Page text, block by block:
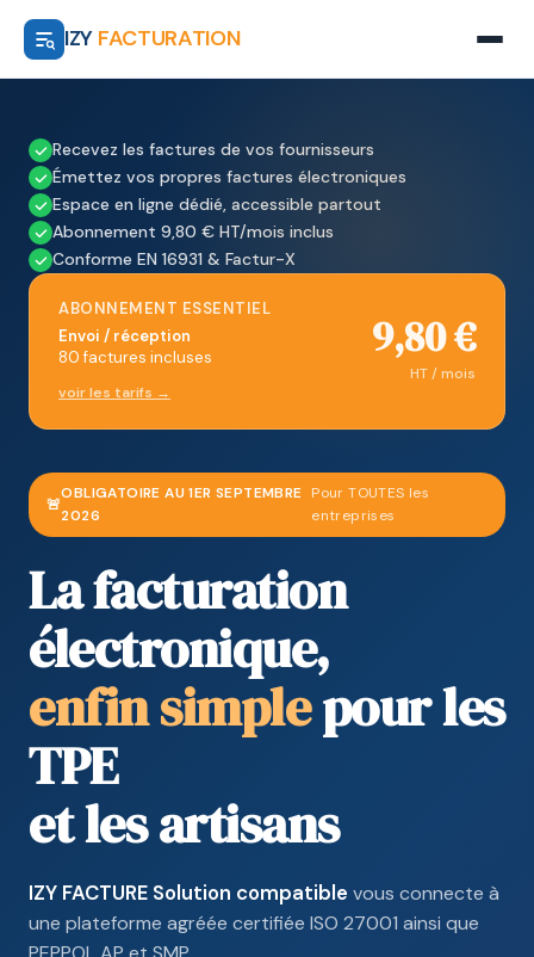
IZY FACTURATION
🚨
OBLIGATOIRE AU 1ER SEPTEMBRE
2026
Pour TOUTES les
entreprises
La facturation
électronique,
enfin simplepour les
TPE
et les artisans
IZY FACTURE Solution compatible vous connecte à
une plateforme agréée certifiée ISO 27001 ainsi que
Recevez les factures de vos fournisseurs
Émettez vos propres factures électroniques
Espace en ligne dédié, accessible partout
Abonnement 9,80 € HT/mois inclus
Conforme EN 16931 & Factur-X
ABONNEMENT ESSENTIEL
Envoi / réception
80 factures incluses
voir les tarifs →
9,80 €
HT / mois